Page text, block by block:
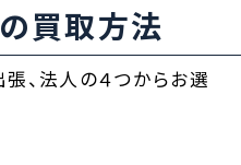
買取方法
、法人の４つからお選